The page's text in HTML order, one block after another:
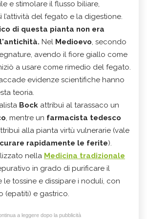
e stimolare il flusso biliare,
del fegato e la digestione.
di questa pianta non era
Nel Medioevo, secondo
avendo il fiore giallo come
a usare come rimedio del fegato.
evidenze scientifiche hanno
teoria.
Bock attribuì al tarassaco un
, mentre un farmacista tedesco
alla pianta virtù vulnerarie (vale
curare rapidamente le ferite).
nella Medicina tradizionale
in grado di purificare il
le tossine e dissipare i noduli, con
(epatiti) e gastrico.
a leggere dopo la pubblicità